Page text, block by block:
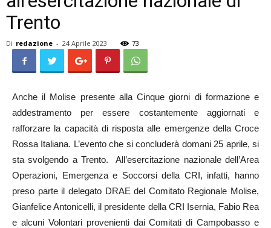
Trento
Di redazione - 24 Aprile 2023 73
Anche il Molise presente alla Cinque giorni di formazione e
addestramento per essere costantemente aggiornati e
rafforzare la capacità di risposta alle emergenze della Croce
Rossa Italiana. L’evento che si concluderà domani 25 aprile, si
sta svolgendo a Trento. All’esercitazione nazionale dell’Area
Operazioni, Emergenza e Soccorsi della CRI, infatti, hanno
preso parte il delegato DRAE del Comitato Regionale Molise,
Gianfelice Antonicelli, il presidente della CRI Isernia, Fabio Rea
e alcuni Volontari provenienti dai Comitati di Campobasso e